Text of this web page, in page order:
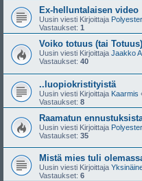
Ex-helluntalaisen video
Uusin viesti Kirjoittaja Polyester
Vastaukset: 1
Voiko totuus (tai
Uusin viesti Kirjoittaja Jaakko
Vastaukset: 40
..luopiokristityistä
Uusin viesti Kirjoittaja Kaarmis
Vastaukset: 8
Raamatun
Uusin viesti Kirjoittaja Polyester
Vastaukset: 35
Mistä mies tuli
Uusin viesti Kirjoittaja
Vastaukset: 6